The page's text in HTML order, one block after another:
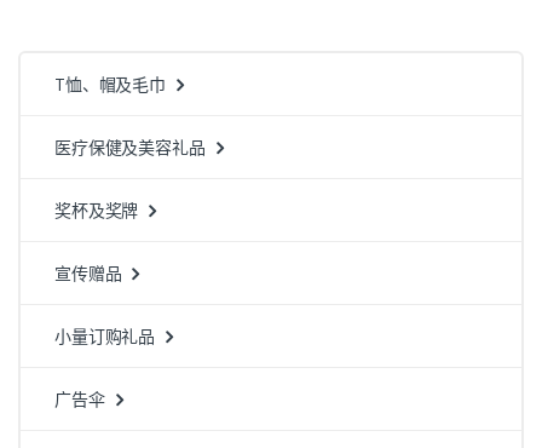
T恤、帽及毛巾
医疗保健及美容礼品
奖杯及奖牌
宣传赠品
小量订购礼品
广告伞